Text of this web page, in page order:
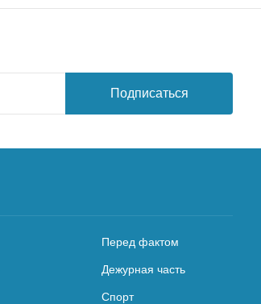
Подписаться
Перед фактом
Дежурная часть
Спорт